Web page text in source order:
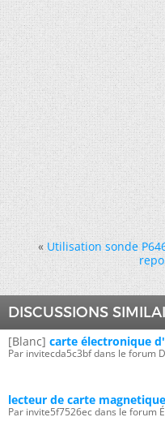
« Utilisation sonde
DISCUSSIONS
[Blanc] carte électronique
Par invitecda5c3bf dans le forum
lecteur de carte
Par invite5f7526ec dans le forum